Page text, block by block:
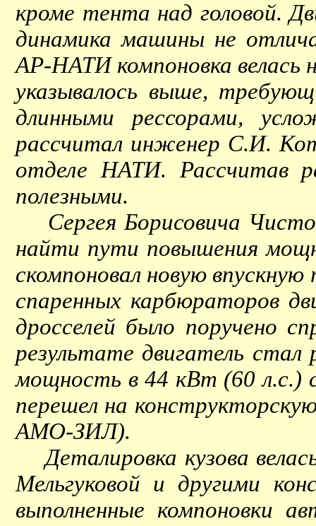
кроме тента над головой.
динамика машины не
АР-НАТИ компоновка велась
указывалось выше,
длинными рессорами,
рассчитал инженер С.И.
отделе НАТИ. Рассчитав
полезными.
Сергея Борисовича
найти пути повышения
скомпоновал новую
спаренных карбюраторов
дросселей было поручено
результате двигатель
мощность в 44 кВт (60 л.с.)
перешел на
АМО-ЗИЛ).
Деталировка кузова
Мельгуковой и другими
выполненные компоновки